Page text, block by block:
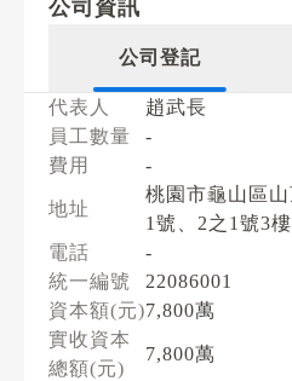
公司資訊
公司登記
代表人
趙武長
員工數量
-
費用
-
地址
桃園市龜山區
1號、2之1號3樓
電話
-
統一編號
22086001
資本額(元)7,800萬
實收資本
總額(元)
7,800萬